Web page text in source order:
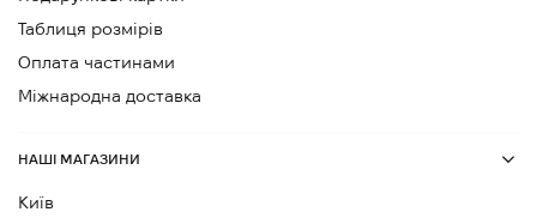
Таблиця розмірів
Оплата частинами
Міжнародна доставка
НАШІ МАГАЗИНИ
Київ